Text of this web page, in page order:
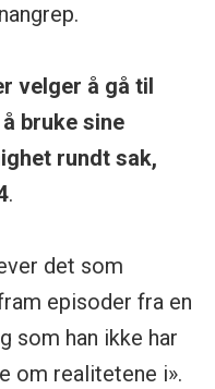
velger å gå til
bruke sine
rundt sak,
.
det som
episoder fra en
som han ikke har
om realitetene i».